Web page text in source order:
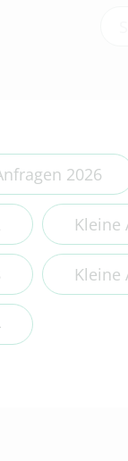
2026
Kleine
Kleine